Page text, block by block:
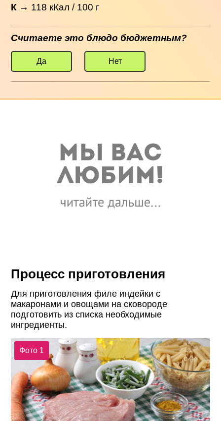
К → 118 кКал / 100 г
Считаете это блюдо бюджетным?
Да Нет
Процесс приготовления
Для приготовления филе индейки с
макаронами и овощами на сковороде
подготовить из списка необходимые
ингредиенты.
Фото 1